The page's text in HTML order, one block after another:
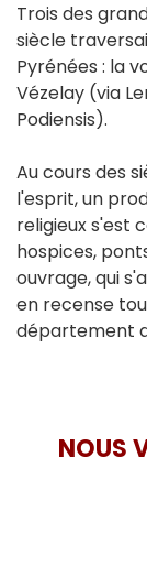
Trois des
siècle
Pyrénées : la
Vézelay (via
Podiensis).
Au cours des
l'esprit, un
religieux s'est
hospices,
ouvrage, qui
en recense
département
NOUS